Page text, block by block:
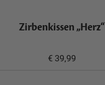
Zirbenkissen „Herz“
€ 39,99